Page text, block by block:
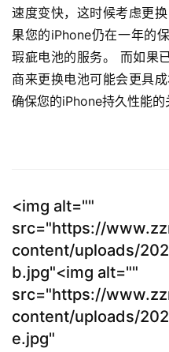
速度变快，这时候考虑更
果您的iPhone仍在一年的
瑕疵电池的服务。 而如果
商来更换电池可能会更具
确保您的iPhone持久性能的
<img alt=""
src="https://
content/uploads/
b.jpg"<img alt=""
src="https://
content/uploads/
e.jpg"